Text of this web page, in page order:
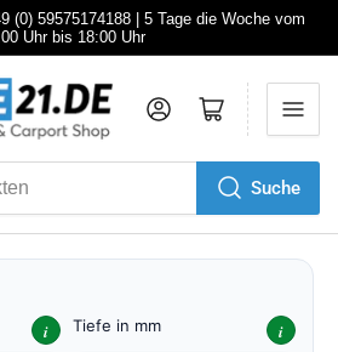
(0) 59575174188 | 5 Tage die Woche vom
Uhr bis 18:00 Uhr
Suche
AnmeldenMini-Warenkorb öffnen